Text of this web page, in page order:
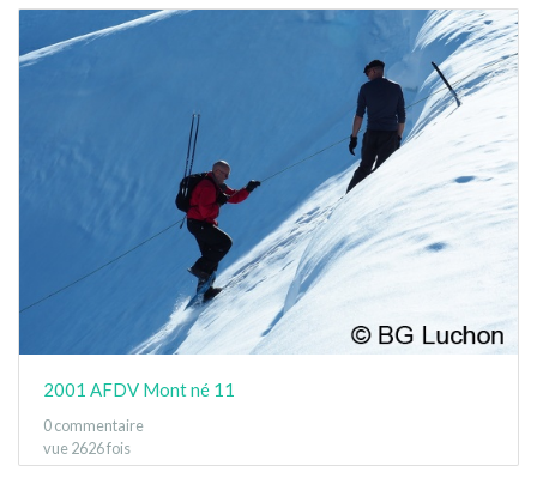
2001 AFDV Mont né 11
0 commentaire
vue 2626 fois